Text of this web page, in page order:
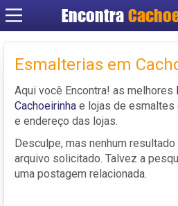
Encontra
Criar
Esmalterias em
Aqui você Encontra! as melhores
Cachoeirinha e lojas de esmaltes
e endereço das lojas.
Desculpe, mas nenhum
arquivo solicitado. Talvez a
uma postagem relacionada.